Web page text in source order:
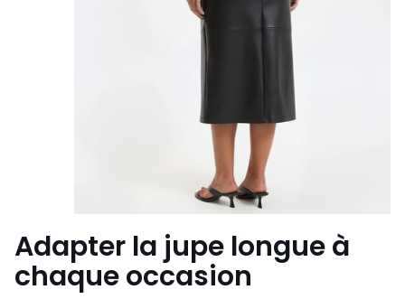
Adapter la jupe longue à
chaque occasion